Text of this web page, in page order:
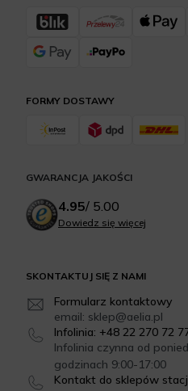
SKONTAKTUJ SIĘ Z NAMI
Formularz kontaktowy
email: sklep@aelia.pl
Infolinia: +48 22 270 72
Infolinia czynna od
godzinach 9:00-17:00
Kontakt do sklepów
FORMY DOSTAWY
GWARANCJA JAKOŚCI
4.95/ 5.00
Dowiedz się więcej